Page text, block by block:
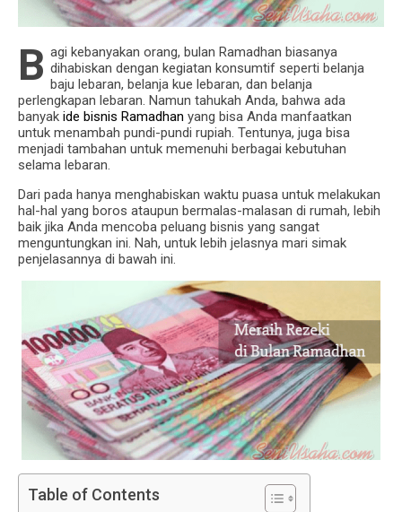
B agi kebanyakan orang, bulan Ramadhan biasanya
dihabiskan dengan kegiatan konsumtif seperti belanja
baju lebaran, belanja kue lebaran, dan belanja
perlengkapan lebaran. Namun tahukah Anda, bahwa ada
banyak ide bisnis Ramadhan yang bisa Anda manfaatkan
untuk menambah pundi-pundi rupiah. Tentunya, juga bisa
menjadi tambahan untuk memenuhi berbagai kebutuhan
selama lebaran.
Dari pada hanya menghabiskan waktu puasa untuk melakukan
hal-hal yang boros ataupun bermalas-malasan di rumah, lebih
baik jika Anda mencoba peluang bisnis yang sangat
menguntungkan ini. Nah, untuk lebih jelasnya mari simak
penjelasannya di bawah ini.
Table of Contents